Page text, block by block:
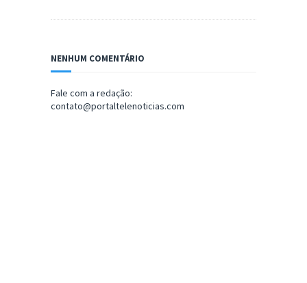
NENHUM COMENTÁRIO
Fale com a redação:
contato@portaltelenoticias.com